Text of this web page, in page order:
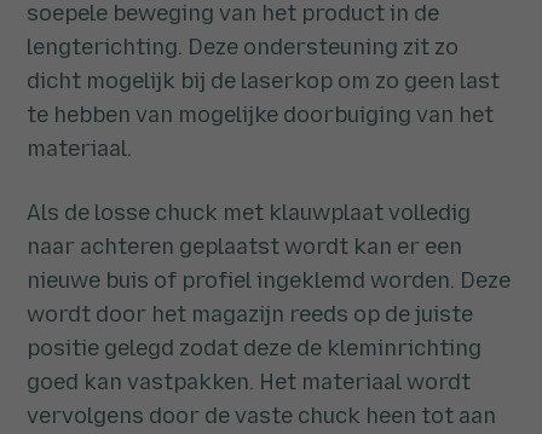
soepele beweging van het product in de
lengterichting. Deze ondersteuning zit zo
dicht mogelijk bij de laserkop om zo geen last
te hebben van mogelijke doorbuiging van het
materiaal.
Als de losse chuck met klauwplaat volledig
naar achteren geplaatst wordt kan er een
nieuwe buis of profiel ingeklemd worden. Deze
wordt door het magazijn reeds op de juiste
positie gelegd zodat deze de kleminrichting
goed kan vastpakken. Het materiaal wordt
vervolgens door de vaste chuck heen tot aan